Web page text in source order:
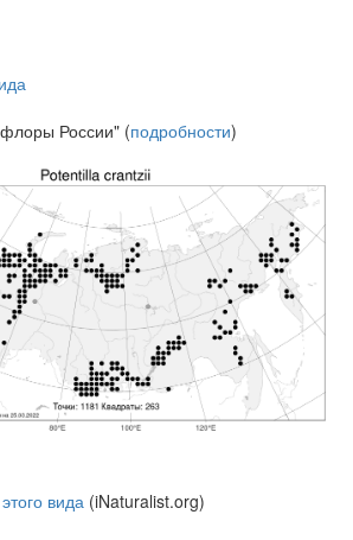
России" (подробности)
вида (iNaturalist.org)